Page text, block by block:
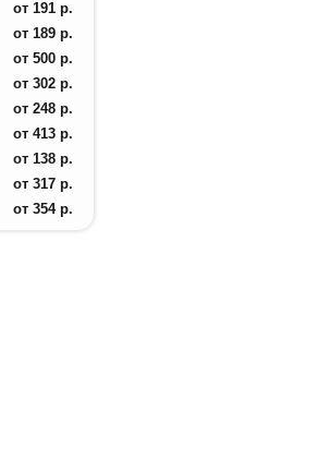
от 191 р.
от 189 р.
от 500 р.
от 302 р.
от 248 р.
от 413 р.
от 138 р.
от 317 р.
от 354 р.